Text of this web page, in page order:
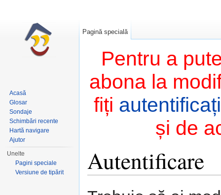
Pentru a
abona la
fiți autentificați
și de
Autentificare
Pagină specială
Acasă
Glosar
Sondaje
Schimbări recente
Hartă navigare
Ajutor
Unelte
Pagini speciale
Versiune de tipărit